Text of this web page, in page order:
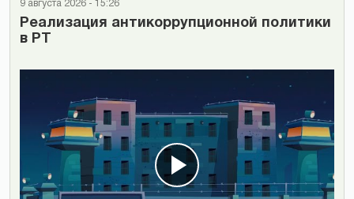
9 августа 2026 - 15:26
Реализация антикоррупционной политики
в РТ